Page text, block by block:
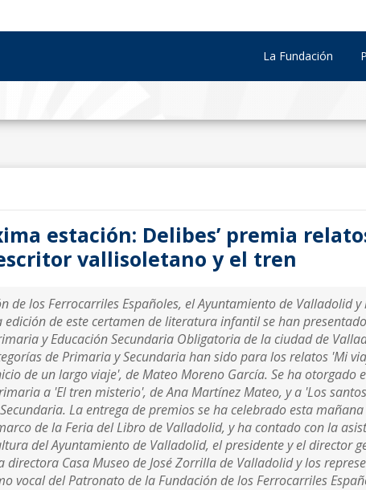
La Fundación
estación: Delibes’ premia
vallisoletano y el tren
de los Ferrocarriles Españoles, el Ayuntamiento de Valladolid
edición de este certamen de literatura infantil se han
y Educación Secundaria Obligatoria de la ciudad de
de Primaria y Secundaria han sido para los relatos 'Mi
de un largo viaje', de Mateo Moreno García. Se ha otorgado
a 'El tren misterio', de Ana Martínez Mateo, y a 'Los
La entrega de premios se ha celebrado esta
de la Feria del Libro de Valladolid, y ha contado con la
del Ayuntamiento de Valladolid, el presidente y el director
directora Casa Museo de José Zorrilla de Valladolid y los
vocal del Patronato de la Fundación de los Ferrocarriles